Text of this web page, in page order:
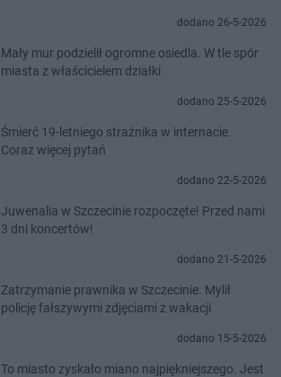
dodano 26-5-2026
Mały mur podzielił ogromne osiedla. W tle spór
miasta z właścicielem działki
dodano 25-5-2026
Śmierć 19-letniego strażnika w internacie.
Coraz więcej pytań
dodano 22-5-2026
Juwenalia w Szczecinie rozpoczęte! Przed nami
3 dni koncertów!
dodano 21-5-2026
Zatrzymanie prawnika w Szczecinie. Mylił
policję fałszywymi zdjęciami z wakacji
dodano 15-5-2026
To miasto zyskało miano najpiękniejszego. Jest